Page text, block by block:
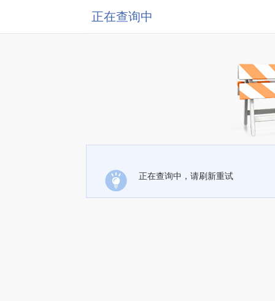
正在查询中
正在查询中，请刷新重试